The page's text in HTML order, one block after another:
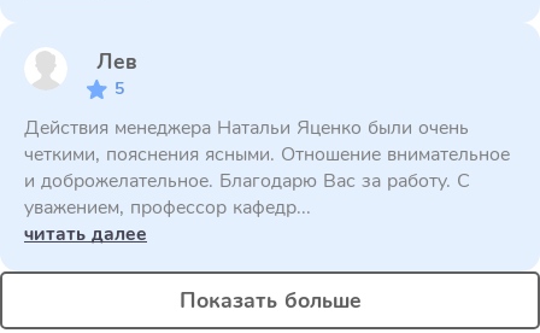
Лев
5
Действия менеджера Натальи Яценко были очень
четкими, пояснения ясными. Отношение внимательное
и доброжелательное. Благодарю Вас за работу. С
уважением, профессор кафедр...
читать далее
Показать больше